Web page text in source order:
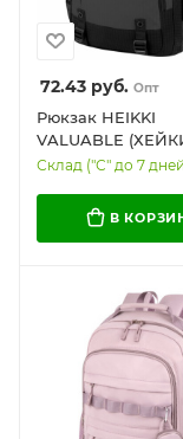
72.43 руб. Опт
Рюкзак HEIKKI
VALUABLE
универсальный, 2
для ноутбука,
48x33x19 см,
Склад ("С" до 7
В